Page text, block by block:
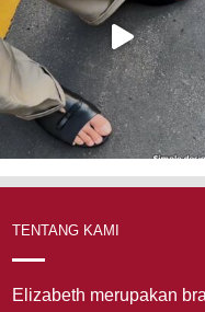
TENTANG KAMI
Elizabeth merupakan